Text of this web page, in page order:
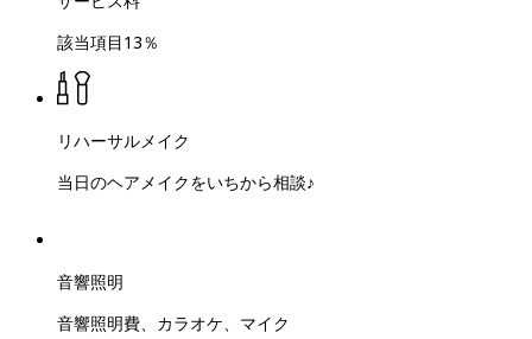
該当項目13％
リハーサルメイク
当日のヘアメイクをいちから相談♪
音響照明
音響照明費、カラオケ、マイク